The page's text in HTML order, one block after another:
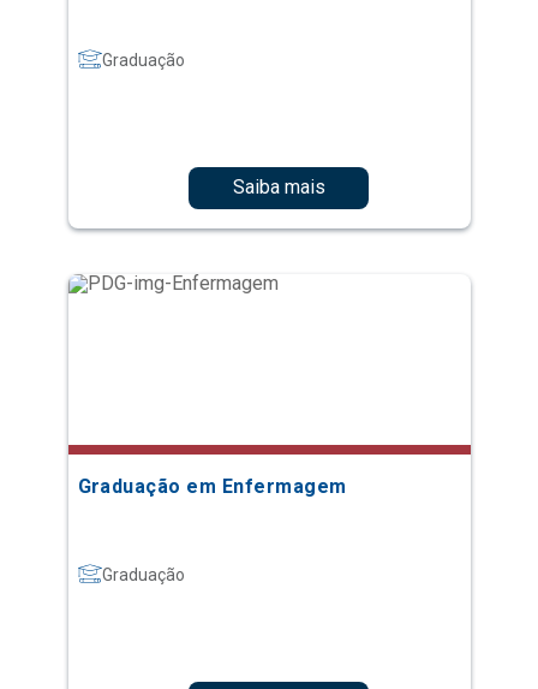
Graduação
Saiba mais
Graduação em Enfermagem
Graduação